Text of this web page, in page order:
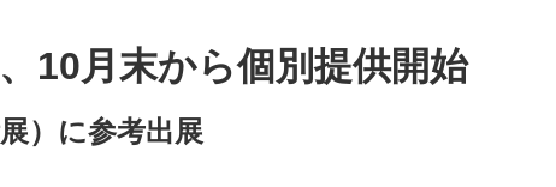
10月末から個別提供開始
）に参考出展